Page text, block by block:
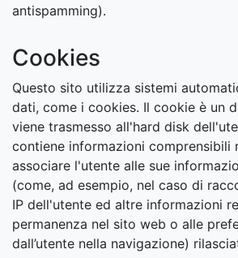
antispamming).
Cookies
Questo sito utilizza sistemi
dati, come i cookies. Il cookie è un
viene trasmesso all'hard disk
contiene informazioni comprensibili
associare l'utente alle sue
(come, ad esempio, nel caso di
IP dell'utente ed altre informazioni
permanenza nel sito web o alle
dall’utente nella navigazione)